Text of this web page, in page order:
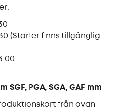
(Starter finns tillgänglig
SGF, PGA, SGA, GAF mm
från ovan